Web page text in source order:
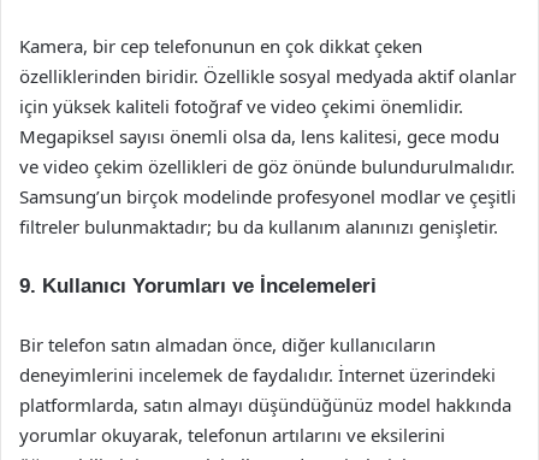
Kamera, bir cep telefonunun en çok dikkat çeken
özelliklerinden biridir. Özellikle sosyal medyada aktif olanlar
için yüksek kaliteli fotoğraf ve video çekimi önemlidir.
Megapiksel sayısı önemli olsa da, lens kalitesi, gece modu
ve video çekim özellikleri de göz önünde bulundurulmalıdır.
Samsung’un birçok modelinde profesyonel modlar ve çeşitli
filtreler bulunmaktadır; bu da kullanım alanınızı genişletir.
9. Kullanıcı Yorumları ve İncelemeleri
Bir telefon satın almadan önce, diğer kullanıcıların
deneyimlerini incelemek de faydalıdır. İnternet üzerindeki
platformlarda, satın almayı düşündüğünüz model hakkında
yorumlar okuyarak, telefonun artılarını ve eksilerini